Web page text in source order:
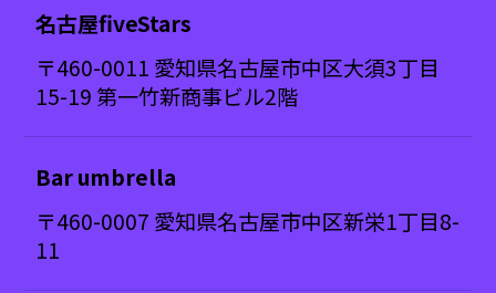
名古屋fiveStars
〒460-0011 愛知県名古屋市中区大須3丁目
15-19 第一竹新商事ビル2階
Bar umbrella
〒460-0007 愛知県名古屋市中区新栄1丁目8-
11